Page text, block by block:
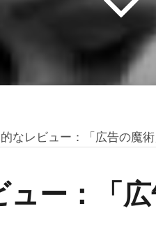
なレビュー：「広告の魔術
ュー：「